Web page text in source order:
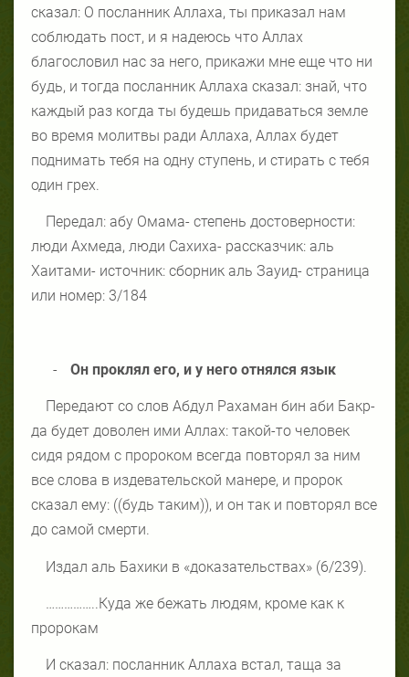
сказал: О посланник Аллаха, ты приказал нам
соблюдать пост, и я надеюсь что Аллах
благословил нас за него, прикажи мне еще что ни
будь, и тогда посланник Аллаха сказал: знай, что
каждый раз когда ты будешь придаваться земле
во время молитвы ради Аллаха, Аллах будет
поднимать тебя на одну ступень, и стирать с тебя
один грех.
Передал: абу Омама- степень достоверности:
люди Ахмеда, люди Сахиха- рассказчик: аль
Хаитами- источник: сборник аль Зауид- страница
или номер: 3/184
- Он проклял его, и у него отнялся язык
Передают со слов Абдул Рахаман бин аби Бакр-
да будет доволен ими Аллах: такой-то человек
сидя рядом с пророком всегда повторял за ним
все слова в издевательской манере, и пророк
сказал ему: ((будь таким)), и он так и повторял все
до самой смерти.
Издал аль Бахики в «доказательствах» (6/239).
……………..Куда же бежать людям, кроме как к
пророкам
И сказал: посланник Аллаха встал, таща за